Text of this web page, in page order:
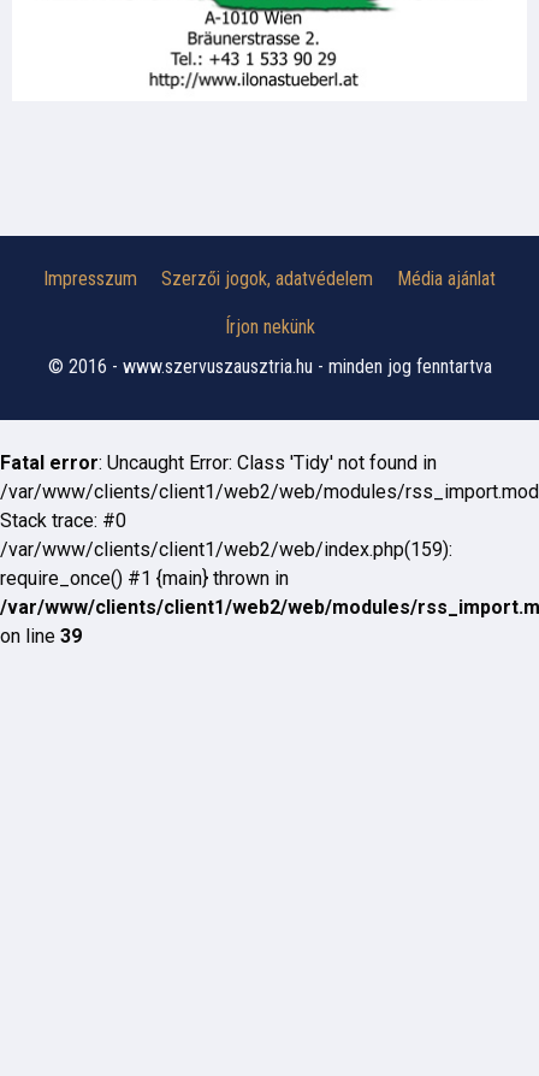
Impresszum Szerzői jogok, adatvédelem Média ajánlat
Írjon nekünk
© 2016 - www.szervuszausztria.hu - minden jog fenntartva
Fatal error: Uncaught Error: Class 'Tidy' not found in
/var/www/clients/client1/web2/web/modules/
Stack trace: #0
/var/www/clients/client1/web2/web/index.php(159):
require_once() #1 {main} thrown in
/var/www/clients/client1/web2/web/modules/
on line 39